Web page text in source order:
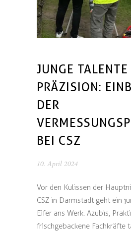
JUNGE
PRÄZISION:
DER
BEI CSZ
10. April 2024
Vor den Kulissen der
CSZ in Darmstadt geht ein
Eifer ans Werk. Azubis,
frischgebackene Fachkräfte